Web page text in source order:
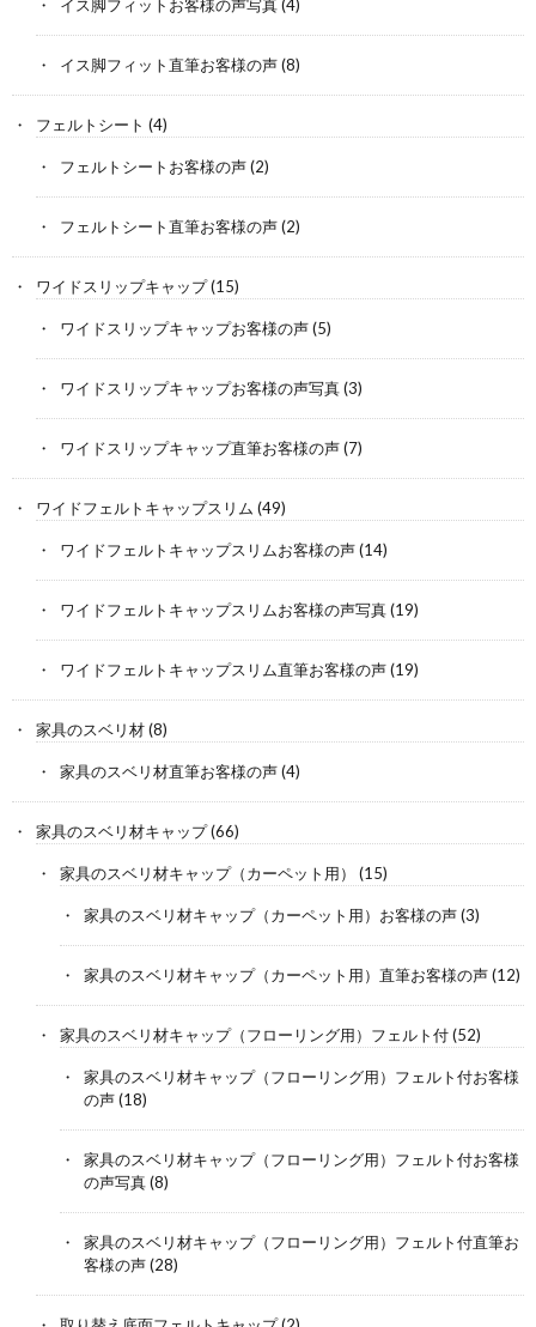
イス脚フィットお客様の声写真(4)
イス脚フィット直筆お客様の声(8)
フェルトシート (4)
フェルトシートお客様の声(2)
フェルトシート直筆お客様の声(2)
ワイドスリップキャップ(15)
ワイドスリップキャップお客様の声(5)
ワイドスリップキャップお客様の声写真(3)
ワイドスリップキャップ直筆お客様の声(7)
ワイドフェルトキャップスリム (49)
ワイドフェルトキャップスリムお客様の声(14)
ワイドフェルトキャップスリムお客様の声写真(19)
ワイドフェルトキャップスリム直筆お客様の声(19)
家具のスベリ材(8)
家具のスベリ材直筆お客様の声(4)
家具のスベリ材キャップ(66)
家具のスベリ材キャップ（カーペット用） (15)
家具のスベリ材キャップ（カーペット用）お客様の声(3)
家具のスベリ材キャップ（カーペット用）直筆お客様の声(12)
家具のスベリ材キャップ（フローリング用）フェルト付(52)
家具のスベリ材キャップ（フローリング用）フェルト付お客様
の声(18)
家具のスベリ材キャップ（フローリング用）フェルト付お客様
の声写真(8)
家具のスベリ材キャップ（フローリング用）フェルト付直筆お
客様の声(28)